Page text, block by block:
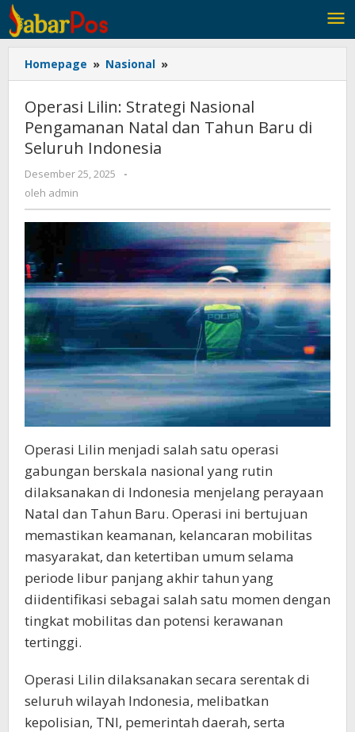
Lewati
ke
konten
Homepage » Nasional »
Lilin:
Nasional
Pengamanan
di
Seluruh
Indonesia
Operasi Lilin: Strategi Nasional
Pengamanan Natal dan Tahun Baru di
Seluruh Indonesia
Desember 25, 2025
oleh
-
oleh admin
Operasi Lilin menjadi salah satu operasi
gabungan berskala nasional yang rutin
dilaksanakan di Indonesia menjelang perayaan
Natal dan Tahun Baru. Operasi ini bertujuan
memastikan keamanan, kelancaran mobilitas
masyarakat, dan ketertiban umum selama
periode libur panjang akhir tahun yang
diidentifikasi sebagai salah satu momen dengan
tingkat mobilitas dan potensi kerawanan
tertinggi.
Operasi Lilin dilaksanakan secara serentak di
seluruh wilayah Indonesia, melibatkan
kepolisian, TNI, pemerintah daerah, serta